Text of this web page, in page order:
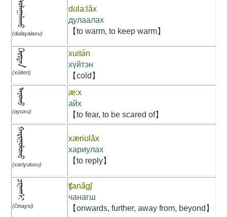
ᠳᠤᠯᠠᠭᠠᠯᠠᠬᠤ
(dulaɣalaxu)
dʊla:lǎx
дулаалах
【to warm, to keep warm】
ᠬᠦᠢᠲᠡᠨ
(xüiten)
xuitə̌n
хүйтэн
【cold】
ᠠᠶᠤᠬᠤ
(ayuxu)
æ:x
айх
【to fear, to be scared of】
ᠬᠠᠷᠢᠭᠤᠯᠤᠬᠤ
(xariɣuluxu)
xæriʊlǎx
хариулах
【to reply】
ᠴᠢᠨᠠᠭᠰᠢ
(činaɣsi)
ʧanǎgʃ
чанагш
【onwards, further, away from, beyond】